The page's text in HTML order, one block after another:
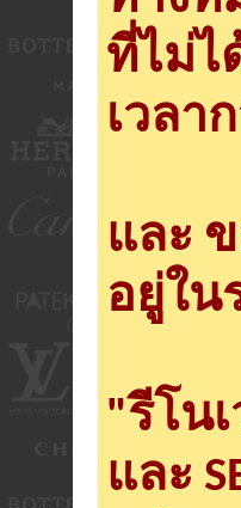
ที่ไม่ไ
เวลา
และ
อยู่ใน
"รีโน
และ